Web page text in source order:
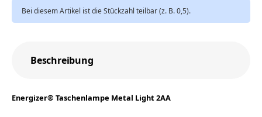
Bei diesem Artikel ist die Stückzahl teilbar (z. B. 0,5).
Beschreibung
Energizer® Taschenlampe Metal Light 2AA